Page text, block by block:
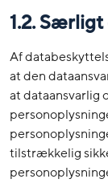
1.2.
Af
at den
at dataansvarlig
tilstrækkelig